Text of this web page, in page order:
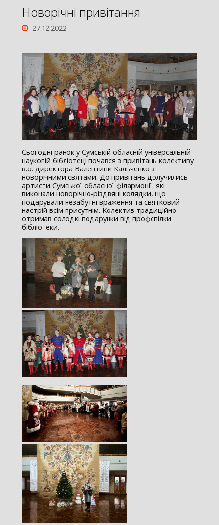
Новорічні привітання
27.12.2022
Сьогодні ранок у Сумській обласній універсальній
науковій бібліотеці почався з привітань колективу
в.о. директора Валентини Кальченко з
новорічними святами. До привітань долучились
артисти Сумської обласної філармонії, які
виконали новорічно-різдвяні колядки, що
подарували незабутні враження та святковий
настрій всім присутнім. Колектив традиційно
отримав солодкі подарунки від профспілки
бібліотеки.